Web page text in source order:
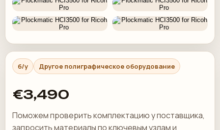
б/у Другое полиграфическое оборудование
€3,490
Поможем проверить комплектацию у поставщика,
запросить материалы по ключевым узлам и